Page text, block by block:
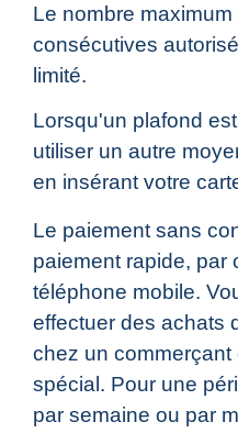
Le nombre
consécutives
limité.
Lorsqu'un plafond
utiliser un autre
en insérant votre
Le paiement sans
paiement rapide, par
téléphone mobile.
effectuer des achats
chez un
spécial. Pour une
par semaine ou par